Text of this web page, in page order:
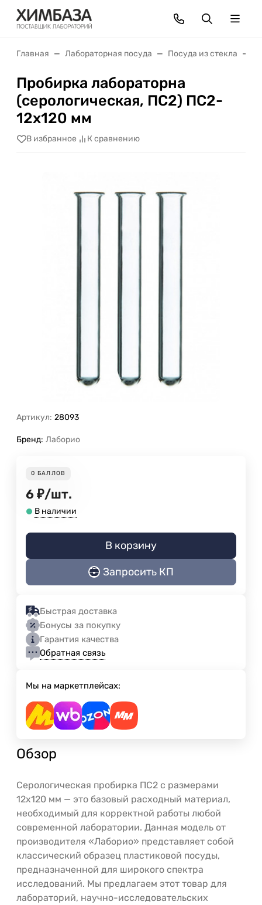
Главная Лабораторная посуда Посуда из стекла
Пробирка лабораторна
(серологическая, ПС2) ПС2-
12х120 мм
В избранное К сравнению
Артикул: 28093
Бренд: Лаборио
0 БАЛЛОВ
6 ₽/шт.
В наличии
В корзину
Запросить КП
Быстрая доставка
Бонусы за покупку
Гарантия качества
Обратная связь
Мы на маркетплейсах:
Обзор
Серологическая пробирка ПС2 с размерами
12х120 мм — это базовый расходный материал,
необходимый для корректной работы любой
современной лаборатории. Данная модель от
производителя «Лаборио» представляет собой
классический образец пластиковой посуды,
предназначенной для широкого спектра
исследований. Мы предлагаем этот товар для
лабораторий, научно-исследовательских